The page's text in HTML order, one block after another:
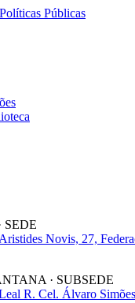
Públicas
SEDE
Novis, 27,
· SUBSEDE
R. Cel. Álvaro